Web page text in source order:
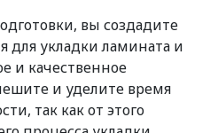
вы создадите
для укладки ламината и
и качественное
и уделите время
так как от этого